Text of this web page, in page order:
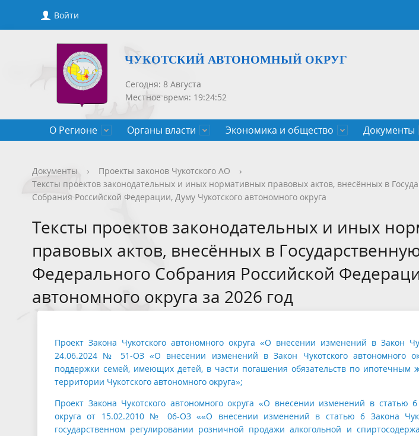
Войти
ЧУКОТСКИЙ АВТОНОМНЫЙ ОКРУГ
Сегодня: 8 Августа
Местное время: 19:24:52
О Регионе
Общие сведения Символика округа
Органы власти
Губернатор Правительство
Общественная палата
Уполномоченные
Экономика и общество
Государственные программы
Чукотского АО
Национальные проекты
Документы
Нормативно-правовые акты Проекты законов Чукотского АО
Полезная информация
Оценка регулирующего воздействия
Новости Новости Дальнего Востока
СМИ, учрежденные Правительством
Чукотка-100
Конкурсы, сведения о вакантных
должностях
Порядок поступления
Порядок рассмотрения обращений
Порядок записи и график личных
приемов
Документы › Проекты законов Чукотского АО
›
Тексты проектов законодательных и иных нормативных правовых актов, внесённых в
Собрания Российской Федерации, Думу Чукотского автономного округа
Тексты проектов законодательных и иных
правовых актов, внесённых в
Федерального Собрания Российской
автономного округа за 2026 год
Проект Закона Чукотского автономного округа «О внесении изменений в Закон
24.06.2024 № 51-ОЗ «О внесении изменений в Закон Чукотского автономного
поддержки семей, имеющих детей, в части погашения обязательств по
территории Чукотского автономного округа»;
Проект Закона Чукотского автономного округа «О внесении изменений в статью 6
округа от 15.02.2010 № 06-ОЗ ««О внесении изменений в статью 6 Закона
государственном регулировании розничной продажи алкогольной и